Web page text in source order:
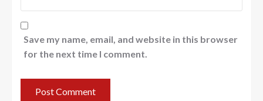
Save my name, email, and website in this browser
for the next time I comment.